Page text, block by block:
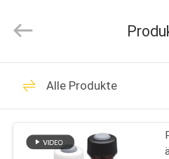
HAUS
PRODUKTE
Reserved.
Aufkleber
Alle Produkte